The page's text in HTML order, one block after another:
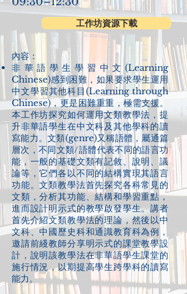
工作坊資源下載
內容：​​
非華語學生學習中文(Learning
Chinese)感到困難，如果要求學生運用
中文學習其他科目(Learning through
Chinese)，更是困難重重，極需支援。
本工作坊探究如何運用文類教學法，提
升非華語學生在中文科及其他學科的讀
寫能力。文類(genre)又稱語體，屬通篇
層次，不同文類/語體代表不同的語言功
能，一般的基礎文類有記敘、說明、議
論等，它們各以不同的結構實現其語言
功能。文類教學法首先探究各科常見的
文類，分析其功能、結構和學習重點，
進而設計明示式的教學啟發學生。講者
首先介紹文類教學法的理論，然後以中
文科、中國歷史科和通識教育科為例，
邀請前綫教師分享明示式的課堂教學設
計，說明該教學法在非華語學生課堂的
施行情況，以期提高學生跨學科的讀寫
能力。